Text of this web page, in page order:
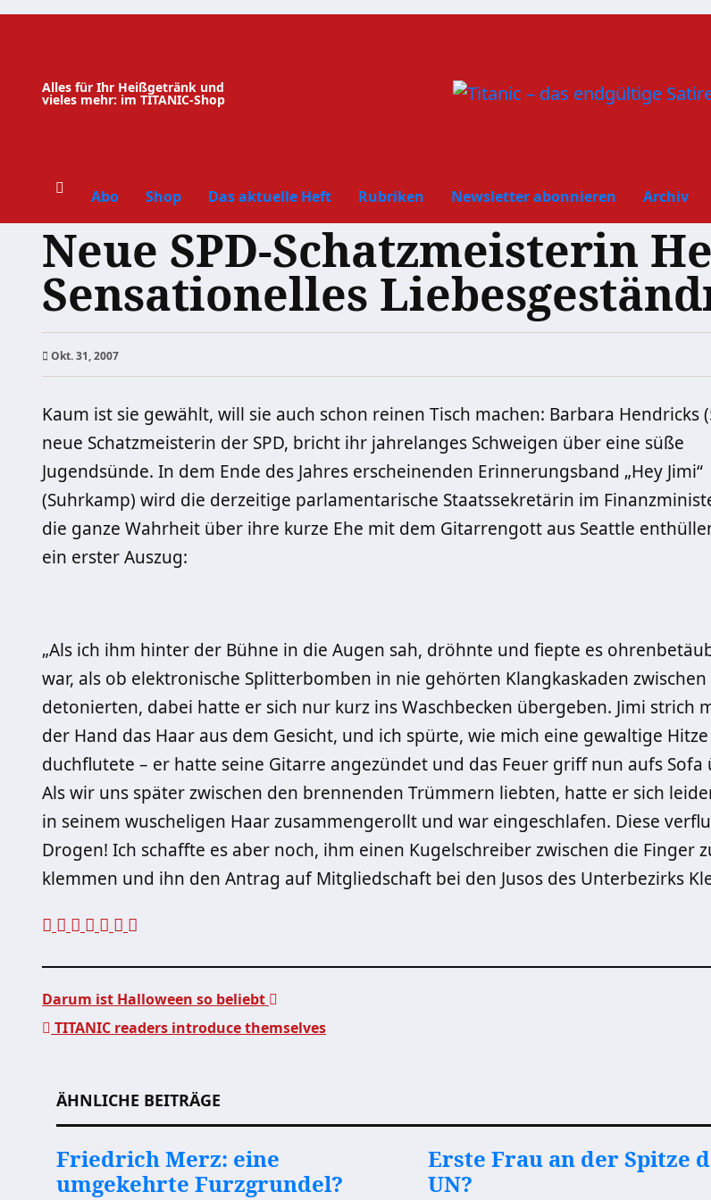
Zum
Alles für Ihr Heißgetränk und
vieles mehr: im TITANIC-Shop
Abo Shop Das aktuelle Heft Rubriken Newsletter abonnieren Archiv
Neue SPD-Schatzmeisterin
Sensationelles
Okt. 31, 2007
Kaum ist sie gewählt, will sie auch schon reinen Tisch machen: Barbara Hendricks
neue Schatzmeisterin der SPD, bricht ihr jahrelanges Schweigen über eine süße
Jugendsünde. In dem Ende des Jahres erscheinenden Erinnerungsband „Hey Jimi“
(Suhrkamp) wird die derzeitige parlamentarische Staatssekretärin im
die ganze Wahrheit über ihre kurze Ehe mit dem Gitarrengott aus Seattle
ein erster Auszug:
„Als ich ihm hinter der Bühne in die Augen sah, dröhnte und fiepte es
war, als ob elektronische Splitterbomben in nie gehörten Klangkaskaden zwischen
detonierten, dabei hatte er sich nur kurz ins Waschbecken übergeben. Jimi strich
der Hand das Haar aus dem Gesicht, und ich spürte, wie mich eine gewaltige Hitze
duchflutete – er hatte seine Gitarre angezündet und das Feuer griff nun aufs Sofa
Als wir uns später zwischen den brennenden Trümmern liebten, hatte er sich
in seinem wuscheligen Haar zusammengerollt und war eingeschlafen. Diese
Drogen! Ich schaffte es aber noch, ihm einen Kugelschreiber zwischen die Finger
klemmen und ihn den Antrag auf Mitgliedschaft bei den Jusos des Unterbezirks
Darum ist Halloween so beliebt
TITANIC readers introduce themselves
ÄHNLICHE BEITRÄGE
Friedrich Merz: eine
umgekehrte Furzgrundel?
Erste Frau an der Spitze
UN?